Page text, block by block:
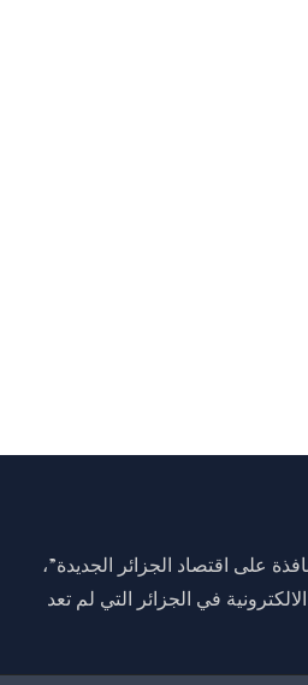
على اقتصاد الجزائر الجديدة”،
الصحافة الالكترونية في الجزائر التي لم تعد